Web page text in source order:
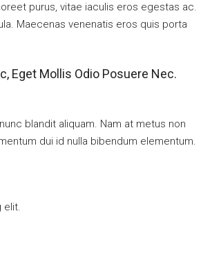
purus, vitae iaculis eros egestas ac.
Maecenas venenatis eros quis porta
Eget Mollis Odio Posuere Nec.
blandit aliquam. Nam at metus non
dui id nulla bibendum elementum.